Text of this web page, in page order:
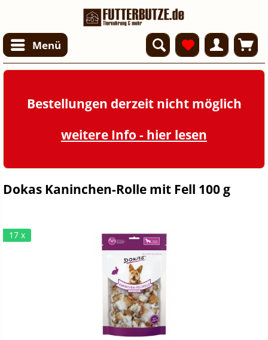
Menü
Bestellungen derzeit nicht möglich
weitere Info - hier lesen
Dokas Kaninchen-Rolle mit Fell 100 g
17 x